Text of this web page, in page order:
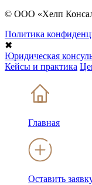
© ООО «Хелп
Политика
✖
Юридическая
Кейсы и практика
Главная
Оставить